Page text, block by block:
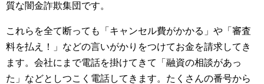
質な闇金詐欺集団です。
これらを全て断っても「キャンセル費がかかる」や「審査
料を払え！」などの言いがかりをつけてお金を請求してき
ます。会社にまで電話を掛けてきて「融資の相談があっ
た」などとしつこく電話してきます。たくさんの番号から